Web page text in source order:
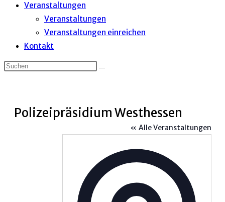
Veranstaltungen
Veranstaltungen
Veranstaltungen einreichen
Kontakt
Polizeipräsidium Westhessen
« Alle Veranstaltungen